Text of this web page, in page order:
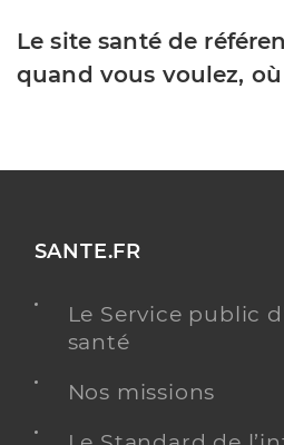
Le site santé de
quand vous voulez,
SANTE.FR
Le Service public
santé
Nos missions